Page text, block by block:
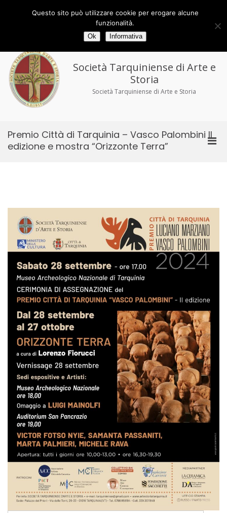
Via delle Torri 29/33 - 01016 Tarquinia (VT)
tel/fax 0766.858194
tarquiniense@gmail.com
Società Tarquiniense di Arte e
Storia
Società Tarquiniense di Arte e Storia
Premio Città di Tarquinia – Vasco Palombini II
edizione e mostra “Orizzonte Terra”
Navigazione
articoli
Questo sito può utilizzare cookie per erogare alcune
funzionalità.
Ok Informativa